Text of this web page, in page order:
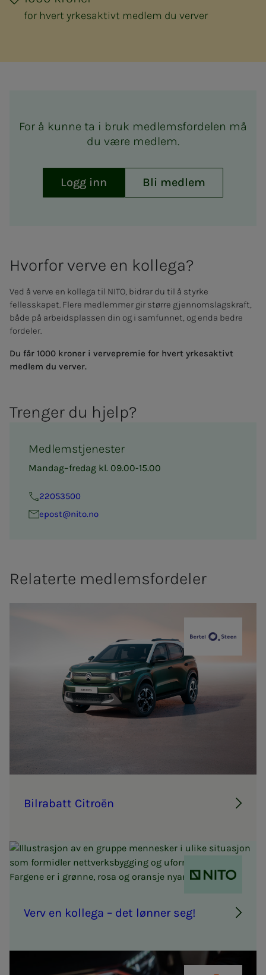
for hvert yrkesaktivt medlem du verver
For å kunne ta i bruk medlemsfordelen må
du være medlem.
Logg inn Bli medlem
Hvor­­­­­for ver­­­ve en kol­­­le­­­ga?
Ved å verve en kollega til NITO, bidrar du til å styrke
fellesskapet. Flere medlemmer gir større gjennomslagskraft,
både på arbeidsplassen din og i samfunnet, og enda bedre
fordeler.
Du får 1000 kroner i vervepremie for hvert yrkesaktivt
medlem du verver.
Tren­­­ger du hjelp?
Medlemstjenester
Mandag–fredag kl. 09.00-15.00
22053500
epost@nito.no
Relaterte medlemsfordeler
Bertel O.
Bil­ra­­­batt Ci­troën
NITO
Verv en kol­­­le­­­ga – det løn­­­ner seg!